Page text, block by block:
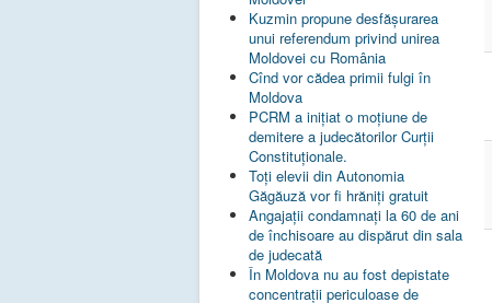
Kuzmin propune desfășurarea
unui referendum privind unirea
Moldovei cu România
Cînd vor cădea primii fulgi în
Moldova
PCRM a iniţiat o moţiune de
demitere a judecătorilor Curţii
Constituţionale.
Toţi elevii din Autonomia
Găgăuză vor fi hrăniţi gratuit
Angajații condamnați la 60 de ani
de închisoare au dispărut din sala
de judecată
În Moldova nu au fost depistate
concentrații periculoase de